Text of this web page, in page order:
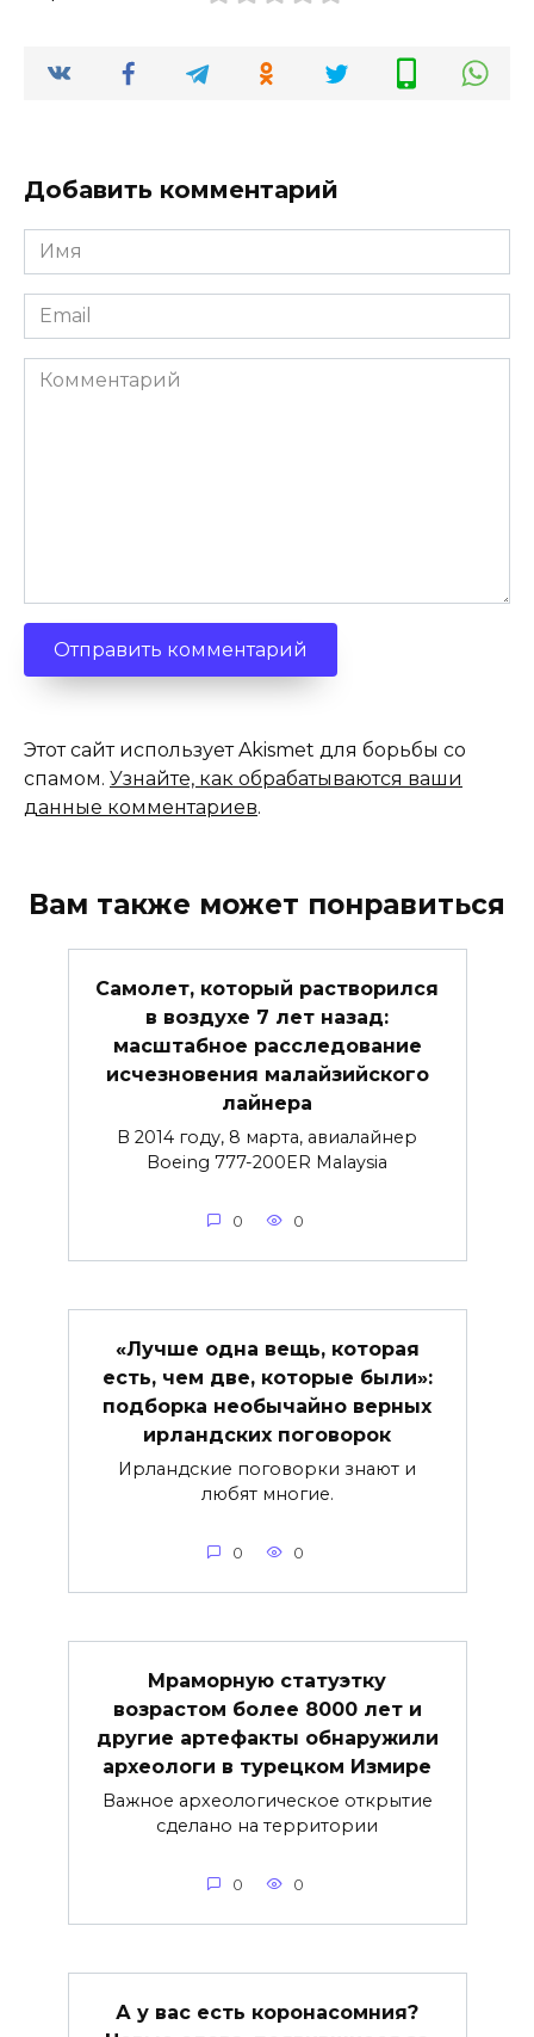
Добавить комментарий
Имя
*
Email
*
Комментарий
Этот сайт использует Akismet для борьбы со
спамом. Узнайте, как обрабатываются ваши
данные комментариев.
Вам также может понравиться
Самолет, который растворился
в воздухе 7 лет назад:
масштабное расследование
исчезновения малайзийского
лайнера
В 2014 году, 8 марта, авиалайнер
Boeing 777-200ER Malaysia
0 0
«Лучше одна вещь, которая
есть, чем две, которые были»:
подборка необычайно верных
ирландских поговорок
Ирландские поговорки знают и
любят многие.
0 0
Мраморную статуэтку
возрастом более 8000 лет и
другие артефакты обнаружили
археологи в турецком Измире
Важное археологическое открытие
сделано на территории
0 0
А у вас есть коронасомния?